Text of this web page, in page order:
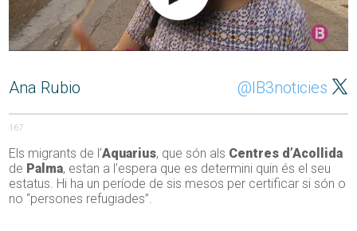
Ana Rubio @IB3noticies
167
Els migrants de l’Aquarius, que són als Centres d’Acollida
de Palma, estan a l’espera que es determini quin és el seu
estatus. Hi ha un període de sis mesos per certificar si són o
no “persones refugiades”.